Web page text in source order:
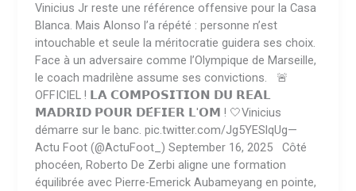
Vinicius Jr reste une référence offensive pour la Casa
Blanca. Mais Alonso l’a répété : personne n’est
intouchable et seule la méritocratie guidera ses choix.
Face à un adversaire comme l’Olympique de Marseille,
le coach madrilène assume ses convictions. 🚨
OFFICIEL ! 𝗟𝗔 𝗖𝗢𝗠𝗣𝗢𝗦𝗜𝗧𝗜𝗢𝗡 𝗗𝗨 𝗥𝗘𝗔𝗟
𝗠𝗔𝗗𝗥𝗜𝗗 𝗣𝗢𝗨𝗥 𝗗𝗘́𝗙𝗜𝗘𝗥 𝗟'𝗢𝗠 ! 🤍Vinicius
démarre sur le banc. pic.twitter.com/Jg5YESlqUg—
Actu Foot (@ActuFoot_) September 16, 2025 Côté
phocéen, Roberto De Zerbi aligne une formation
équilibrée avec Pierre-Emerick Aubameyang en pointe,